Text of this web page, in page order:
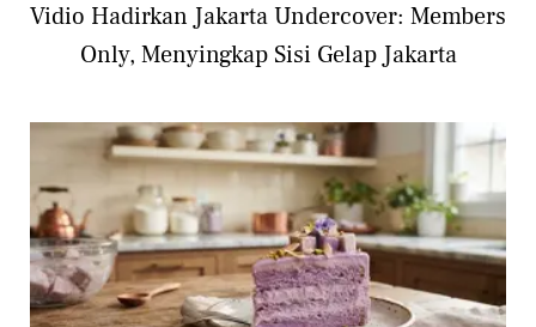
Vidio Hadirkan Jakarta Undercover: Members
Only, Menyingkap Sisi Gelap Jakarta